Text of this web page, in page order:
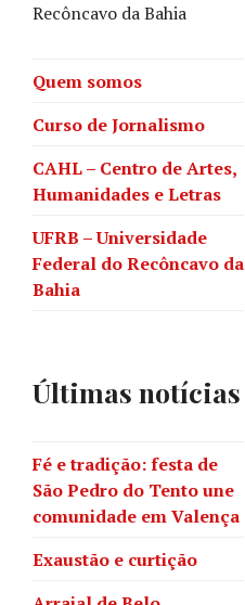
Recôncavo da Bahia
Quem somos
Curso de Jornalismo
CAHL – Centro de Artes,
Humanidades e Letras
UFRB – Universidade
Federal do Recôncavo da
Bahia
Últimas notícias
Fé e tradição: festa de
São Pedro do Tento une
comunidade em Valença
Exaustão e curtição